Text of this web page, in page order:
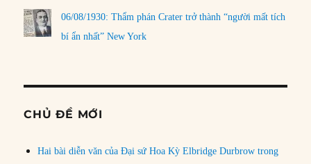
06/08/1930: Thẩm phán Crater trở thành “người mất tích
bí ẩn nhất” New York
CHỦ ĐỀ MỚI
Hai bài diễn văn của Đại sứ Hoa Kỳ Elbridge Durbrow trong